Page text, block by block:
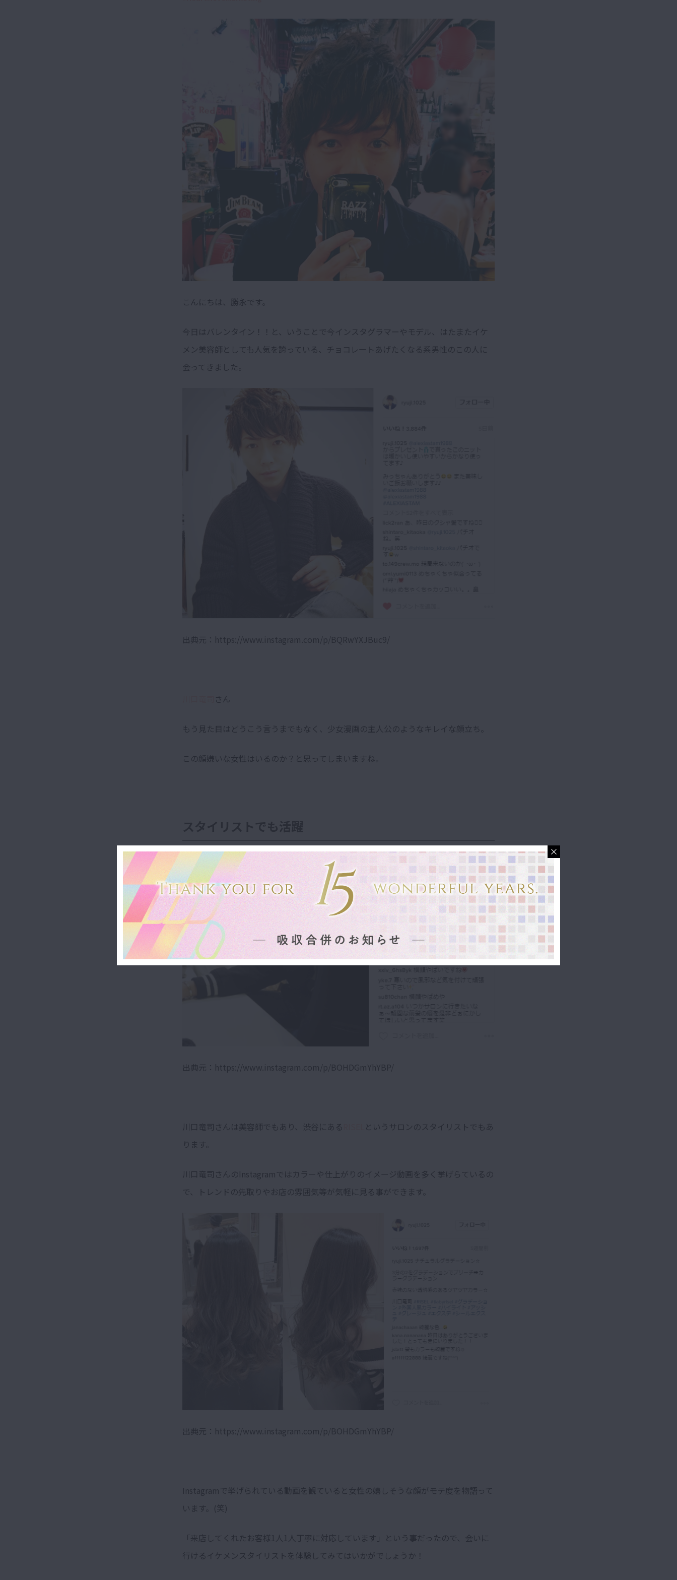
こんにちは、勝永です。
今日はバレンタイン！！と、いうことで今インスタグラマーやモデル、はたまたイケ
メン美容師としても人気を誇っている、チョコレートあげたくなる系男性のこの人に
会ってきました。
出典元：https://www.instagram.com/p/BQRwYXJBuc9/
さん
もう見た目はどうこう言うまでもなく、少女漫画の主人公のようなキレイな顔立ち。
この顔嫌いな女性はいるのか？と思ってしまいますね。
出典元：https://www.instagram.com/p/BOHDGmYhYBP/
川口竜司さんは美容師でもあり、渋谷にある
というサロンのスタイリストでもあ
ります。
川口竜司さんのInstagramではカラーや仕上がりのイメージ動画を多く挙げらているの
で、トレンドの先取りやお店の雰囲気等が気軽に見る事ができます。
出典元：https://www.instagram.com/p/BOHDGmYhYBP/
Instagramで挙げられている動画を観ていると女性の嬉しそうな顔がモテ度を物語って
います。(笑)
「来店してくれたお客様1人1人丁寧に対応しています」という事だったので、会いに
行けるイケメンスタイリストを体験してみてはいかがでしょうか！